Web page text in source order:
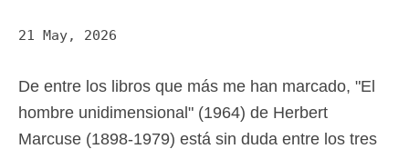
21 May, 2026
De entre los libros que más me han marcado, "El
hombre unidimensional" (1964) de Herbert
Marcuse (1898-1979) está sin duda entre los tres